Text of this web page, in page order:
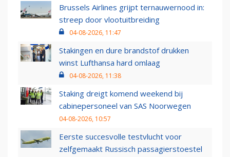
Brussels Airlines grijpt ternauwernood in:
streep door vlootuitbreiding
04-08-2026, 11:47
Stakingen en dure brandstof drukken
winst Lufthansa hard omlaag
04-08-2026, 11:38
Staking dreigt komend weekend bij
cabinepersoneel van SAS Noorwegen
04-08-2026, 10:57
Eerste succesvolle testvlucht voor
zelfgemaakt Russisch passagierstoestel